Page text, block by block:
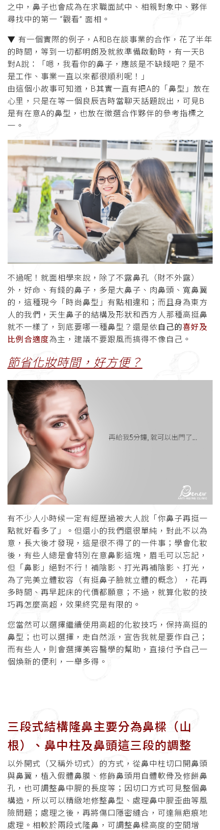
之中，鼻子也會成為在求職面試中、相親對象中、夥伴
尋找中的第一 “觀看” 面相。
▼ 有一個實際的例子，A和B在談事業的合作，花了半年
的時間，等到一切都明朗及就敘準備啟動時，有一天B
對A說：「嗯，我看你的鼻子，應該是不缺錢吧？是不
是工作、事業一直以來都很順利呢！」
由這個小故事可知道，B其實一直有把A的「鼻型」放在
心里，只是在等一個良辰吉時當聊天話題說出，可見B
是有在意A的鼻型，也放在徵選合作夥伴的參考指標之
一。
不過呢！就面相學來說，除了不露鼻孔（財不外露）
外，好命、有錢的鼻子，多是大鼻子、肉鼻頭、寬鼻翼
的，這種現今「時尚鼻型」有點相違和；而且身為東方
人的我們，天生鼻子的結構及形狀和西方人那種高挺鼻
就不一樣了，到底要哪一種鼻型？還是依自己的喜好及
比例合適度為主，建議不要跟風而搞得不像自己。
節省化妝時間，好方便？
有不少人小時候一定有經歷過被大人說「你鼻子再挺一
點就好看多了」。但還小的我們還很單純，對此不以為
意，長大後才發現，這是很不得了的一件事；學會化妝
後，有些人總是會特別在意鼻影這塊，眉毛可以忘記，
但「鼻影」絕對不行！補陰影、打光再補陰影、打光，
為了完美立體妝容（有挺鼻子臉就立體的概念），花再
多時間、再早起床的代價都願意；不過，就算化妝的技
巧再怎麼高超，效果終究是有限的。
您當然可以選擇繼續使用高超的化妝技巧，保持高挺的
鼻型；也可以選擇，走自然派，宣告我就是要作自己；
而有些人，則會選擇美容醫學的幫助，直接付予自己一
個煥新的便利，一舉多得。
三段式結構隆鼻主要分為鼻樑（山
根）、鼻中柱及鼻頭這三段的調整
以外開式（又稱外切式）的方式，從鼻中柱切口開鼻頭
與鼻翼，植入假體鼻膜、修飾鼻頭用自體軟骨及修餅鼻
孔，也可調整鼻中膈的長度等；因切口方式可見整個鼻
構造，所以可以精緻地修整鼻型、處理鼻中膈歪曲等風
險問題；處理之後，再將傷口隱密縫合，可達無疤痕地
處理。相較於兩段式隆鼻，可調整鼻樑高度的空間增